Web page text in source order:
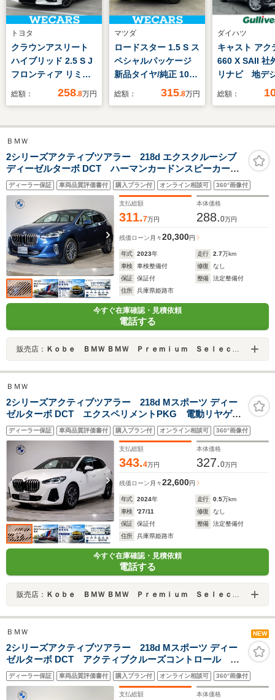
トヨタ
クラウンアスリート
ハイブリッド 2.5 S J
フロンティア リミテ
ッド 新品タイヤ/純正
ト 前席/車線逸脱防止
支援システム/シート
フルレザー/ヘッドラ
ンプ LED/ETC/EBD付
ABS/横滑り防止装置
総額： 258.8万円
マツダ
ロードスター 1.5 S ス
ペシャルパッケージ
新品タイヤ/純正 10イ
ンチ SDナビ/アイアク
車線逸脱防止支援シス
ダー 社外/ヘッドラン
プ LED/USBジャック
総額： 315.8万円
ダイハツ
キャスト アク
660 X SAII 社
リナビ 地デ
グ バック
ド オートラ
純正フロアマ
ッドライトレ
ー プッシュ
ト スマート
総額：
ＢＭＷ
2シリーズアクティブツアラー 218d エクスクルーシブ
ディーゼルターボ DCT ハーマンカードンスピーカー
ヘッドアップディスプレイ ハイラインパッケージ ア
クティブクルーズコントロール オイスターレザーシー
ト シートヒーター 電動トランク アンビエントラ
ディーラー保証 車両品質評価書付 購入プラン付 オンライン相談可 360°画像付
支払総額
311.7万円
本体価格
288.0万円
残価ローン 月々20,300円
年式 2023年 走行 2.7万km
車検
車検整備付 修復
なし
保証
保証付 整備
法定整備付
住所
兵庫県姫路市
今すぐ在庫確認・見積依頼
電話する
販売店： Ｋｏｂｅ ＢＭＷ ＢＭＷ Ｐｒｅｍｉｕｍ Ｓｅｌｅｃｔｉｏｎ 姫路
ＢＭＷ
2シリーズアクティブツアラー 218d Mスポーツ ディー
ゼルターボ DCT エクスペリメントPKG 電動リヤゲー
ト アンビエントライト ACC ドライビングアシス
ト 電動シート シートヒーター アップルカープレ
イ リヤビューカメラ 17AW パドルシフト ミラー内
蔵型ETC
ディーラー保証 車両品質評価書付 購入プラン付 オンライン相談可 360°画像付
支払総額
343.4万円
本体価格
327.0万円
残価ローン 月々22,600円
年式 2024年 走行 0.5万km
車検
'27/11 修復
なし
保証
保証付 整備
法定整備付
住所
兵庫県姫路市
今すぐ在庫確認・見積依頼
電話する
販売店： Ｋｏｂｅ ＢＭＷ ＢＭＷ Ｐｒｅｍｉｕｍ Ｓｅｌｅｃｔｉｏｎ 姫路
ＢＭＷ NEW
2シリーズアクティブツアラー 218d Mスポーツ ディー
ゼルターボ DCT アクティブクルーズコントロール ワ
ンオーナー アルカンターラヴェガンザコンビシート
インテリジェントセーフティ ワイヤレス充電 シート
ヒーター アンビエントライト パドルシフト 純正
ディーラー保証 車両品質評価書付 購入プラン付 オンライン相談可 360°画像付
支払総額 本体価格